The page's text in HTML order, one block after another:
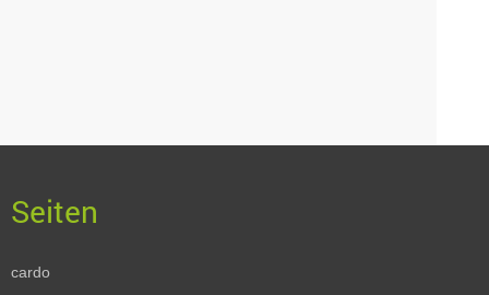
cardo